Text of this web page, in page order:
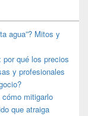
agua”? Mitos y
qué los precios
y profesionales
mitigarlo
que atraiga